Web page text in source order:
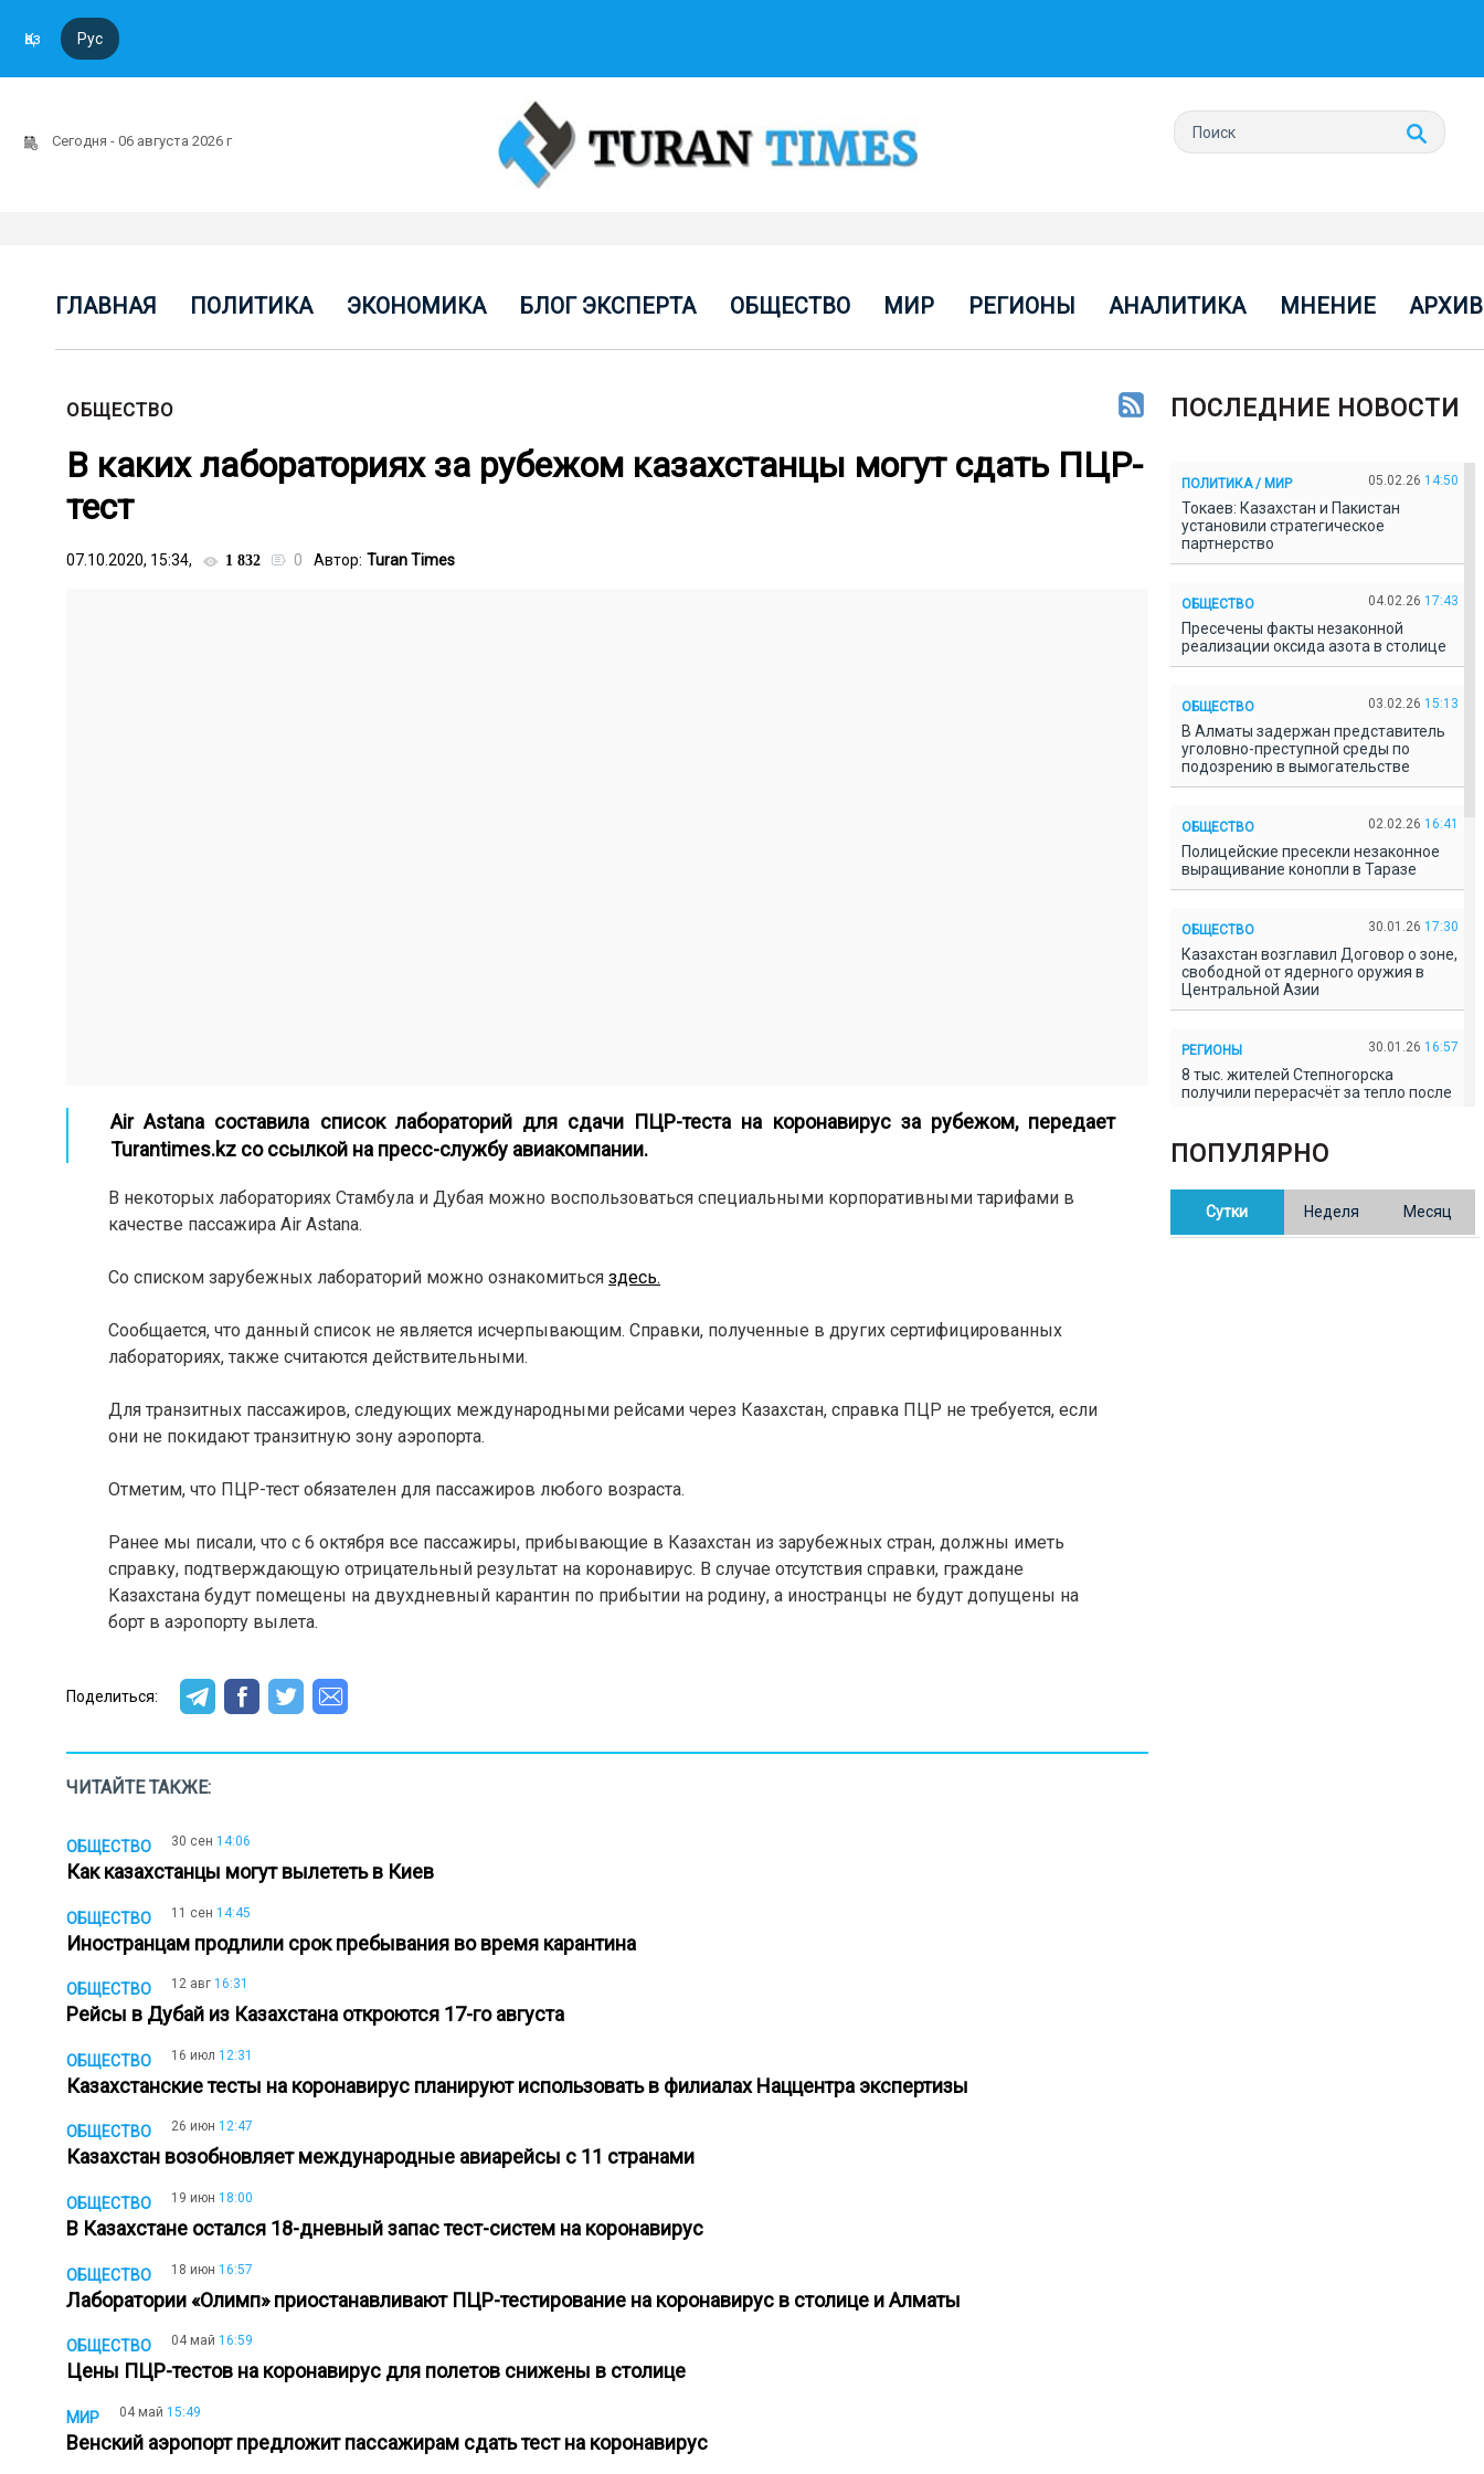
Қаз Рус
Сегодня - 06 августа 2026 г
ГЛАВНАЯ ПОЛИТИКА ЭКОНОМИКА БЛОГ ЭКСПЕРТА ОБЩЕСТВО МИР РЕГИОНЫ АНАЛИТИКА МНЕНИЕ АРХИВ
ОБЩЕСТВО
В каких лабораториях за рубежом казахстанцы могут сдать ПЦР-
тест
07.10.2020, 15:34, 1 832 0 Автор: Turan Times
Аir Astana составила список лабораторий для сдачи ПЦР-теста на коронавирус за рубежом, передает
Turantimes.kz со ссылкой на пресс-службу авиакомпании.
В некоторых лабораториях Стамбула и Дубая можно воспользоваться специальными корпоративными тарифами в
качестве пассажира Air Astana.
Со списком зарубежных лабораторий можно ознакомиться здесь.
Сообщается, что данный список не является исчерпывающим. Справки, полученные в других сертифицированных
лабораториях, также считаются действительными.
Для транзитных пассажиров, следующих международными рейсами через Казахстан, справка ПЦР не требуется, если
они не покидают транзитную зону аэропорта.
Отметим, что ПЦР-тест обязателен для пассажиров любого возраста.
Ранее мы писали, что с 6 октября все пассажиры, прибывающие в Казахстан из зарубежных стран, должны иметь
справку, подтверждающую отрицательный результат на коронавирус. В случае отсутствия справки, граждане
Казахстана будут помещены на двухдневный карантин по прибытии на родину, а иностранцы не будут допущены на
борт в аэропорту вылета.
Поделиться:
ЧИТАЙТЕ ТАКЖЕ:
ОБЩЕСТВО 30 сен 14:06
Как казахстанцы могут вылететь в Киев
ОБЩЕСТВО 11 сен 14:45
Иностранцам продлили срок пребывания во время карантина
ОБЩЕСТВО 12 авг 16:31
Рейсы в Дубай из Казахстана откроются 17-го августа
ОБЩЕСТВО 16 июл 12:31
Казахстанские тесты на коронавирус планируют использовать в филиалах Наццентра экспертизы
ОБЩЕСТВО 26 июн 12:47
Казахстан возобновляет международные авиарейсы с 11 странами
ОБЩЕСТВО 19 июн 18:00
В Казахстане остался 18-дневный запас тест-систем на коронавирус
ОБЩЕСТВО 18 июн 16:57
Лаборатории «Олимп» приостанавливают ПЦР-тестирование на коронавирус в столице и Алматы
ОБЩЕСТВО 04 май 16:59
Цены ПЦР-тестов на коронавирус для полетов снижены в столице
МИР 04 май 15:49
Венский аэропорт предложит пассажирам сдать тест на коронавирус
ПОСЛЕДНИЕ НОВОСТИ
ПОЛИТИКА / МИР 05.02.26 14:50
Токаев: Казахстан и Пакистан
установили стратегическое
партнерство
ОБЩЕСТВО 04.02.26 17:43
Пресечены факты незаконной
реализации оксида азота в столице
ОБЩЕСТВО 03.02.26 15:13
В Алматы задержан представитель
уголовно-преступной среды по
подозрению в вымогательстве
ОБЩЕСТВО 02.02.26 16:41
Полицейские пресекли незаконное
выращивание конопли в Таразе
ОБЩЕСТВО 30.01.26 17:30
Казахстан возглавил Договор о зоне,
свободной от ядерного оружия в
Центральной Азии
РЕГИОНЫ 30.01.26 16:57
8 тыс. жителей Степногорска
получили перерасчёт за тепло после
В Казахстане готовят новую
редакцию Конституции: меняется
ПОПУЛЯРНО
Сутки Неделя Месяц